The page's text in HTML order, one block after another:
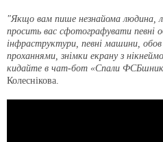
"Якщо вам пише незнайома людина,
просить вас сфотографувати певні
інфраструктури, певні машини,
проханнями, знімки екрану з
кидайте в чат-бот «Спали
Колеснікова.